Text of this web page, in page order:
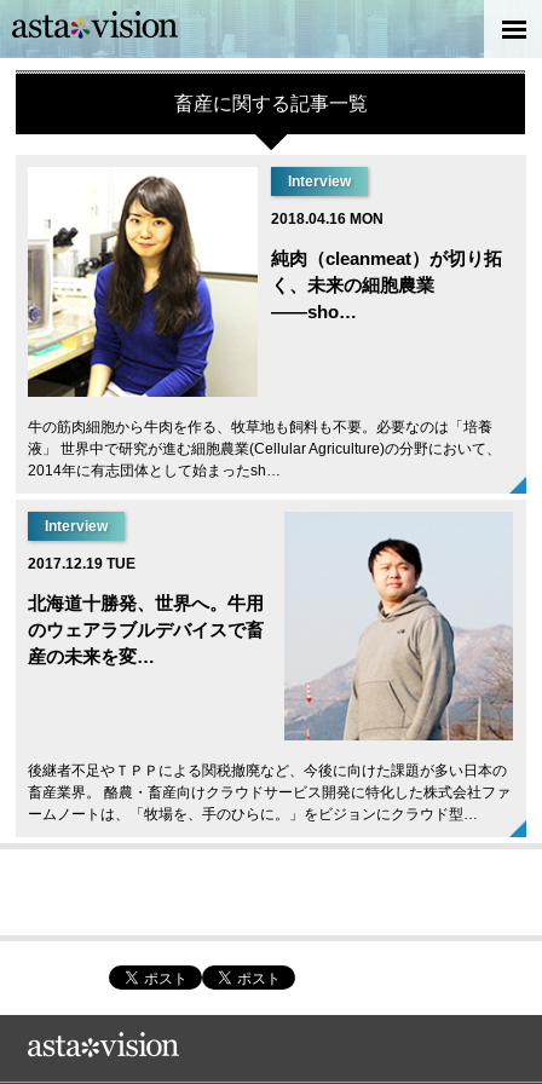
畜産に関する記事一覧
Interview
2018.04.16 MON
純肉（cleanmeat）が切り拓
く、未来の細胞農業
――sho…
牛の筋肉細胞から牛肉を作る、牧草地も飼料も不要。必要なのは「培養
液」 世界中で研究が進む細胞農業(Cellular Agriculture)の分野において、
2014年に有志団体として始まったsh…
Interview
2017.12.19 TUE
北海道十勝発、世界へ。牛用
のウェアラブルデバイスで畜
産の未来を変…
後継者不足やＴＰＰによる関税撤廃など、今後に向けた課題が多い日本の
畜産業界。 酪農・畜産向けクラウドサービス開発に特化した株式会社ファ
ームノートは、「牧場を、手のひらに。」をビジョンにクラウド型…